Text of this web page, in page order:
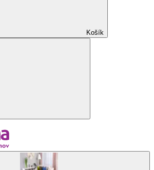
Košík